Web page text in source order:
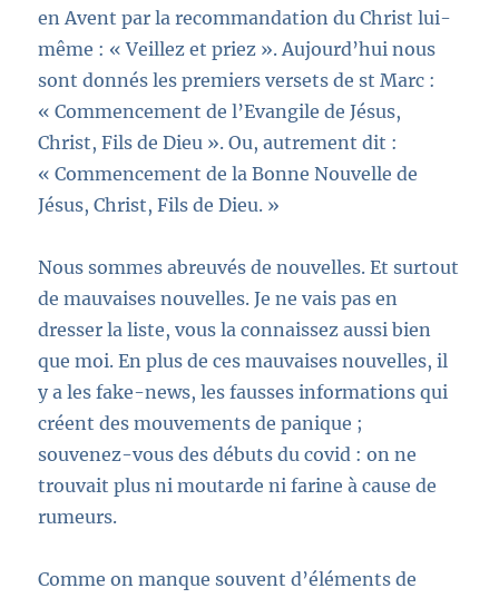
en Avent par la recommandation du Christ lui-
même : « Veillez et priez ». Aujourd’hui nous
sont donnésles premiers versets de st Marc :
« Commencement de l’Evangile de Jésus,
Christ, Fils de Dieu ». Ou, autrement dit :
« Commencement de la Bonne Nouvelle de
Jésus, Christ, Fils de Dieu. »
Nous sommes abreuvés de nouvelles. Et surtout
de mauvaises nouvelles. Je ne vais pas en
dresser la liste, vous la connaissez aussi bien
que moi. En plus de ces mauvaises nouvelles, il
y a les fake-news, les fausses informations qui
créent des mouvements de panique ;
souvenez-vousdes débuts du covid : on ne
trouvait plus ni moutarde ni farine à cause de
rumeurs.
Comme on manque souvent d’éléments de